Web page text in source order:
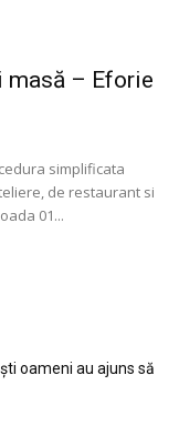
masă – Eforie
simplificata
de restaurant si
01...
oameni au ajuns să